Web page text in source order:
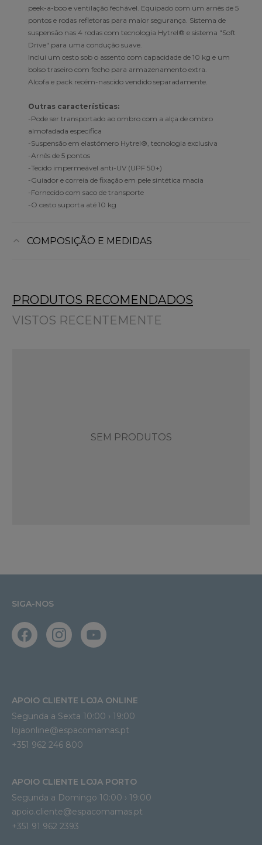
peek-a-boo e ventilação fechável. Equipado com um arnês de 5
pontos e rodas refletoras para maior segurança. Sistema de
suspensão nas 4 rodas com tecnologia Hytrel® e sistema "Soft
Drive" para uma condução suave.
Inclui um cesto sob o assento com capacidade de 10 kg e um
bolso traseiro com fecho para armazenamento extra.
Alcofa e pack recém-nascido vendido separadamente.
Outras características:
-Pode ser transportado ao ombro com a alça de ombro
almofadada específica
-Suspensão em elastómero Hytrel®, tecnologia exclusiva
-Arnês de 5 pontos
-Tecido impermeável anti-UV (UPF 50+)
-Guiador e correia de fixação em pele sintética macia
-Fornecido com saco de transporte
-O cesto suporta até 10 kg
COMPOSIÇÃO E MEDIDAS
PRODUTOS RECOMENDADOS
VISTOS RECENTEMENTE
SEM PRODUTOS
SIGA-NOS
APOIO CLIENTE LOJA ONLINE
Segunda a Sexta 10:00 › 19:00
lojaonline@espacomamas.pt
+351 962 246 800
APOIO CLIENTE LOJA PORTO
Segunda a Domingo 10:00 › 19:00
apoio.cliente@espacomamas.pt
+351 91 962 2393